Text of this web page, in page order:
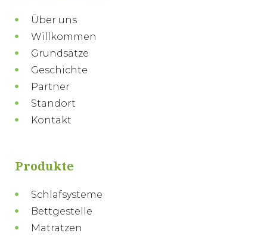
Über uns
Willkommen
Grundsätze
Geschichte
Partner
Standort
Kontakt
Produkte
Schlafsysteme
Bettgestelle
Matratzen